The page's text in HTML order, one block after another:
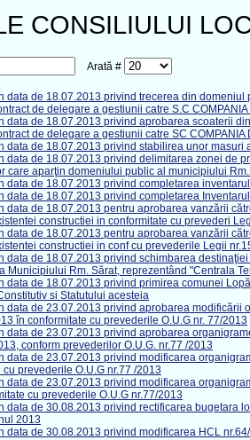
CONSILIULUI
Arată #
data de 18.07.2013 privind trecerea din
de delegare a gestiunii catre S.C COMPANIA
data de 18.07.2013 privind aprobarea scoaterii
de delegare a gestiunii catre SC COMPANIA
data de 18.07.2013 privind stabilirea unor
data de 18.07.2013 privind delimitarea zonei de
care aparţin domeniului public al municipiului
data de 18.07.2013 privind completarea
data de 18.07.2013 privind completarea
data de 18.07.2013 pentru aprobarea vanzării
constructiei in conformitate cu prevederi
data de 18.07.2013 pentru aprobarea vanzării
constructiei in conf cu prevederile Legii
data de 18.07.2013 privind schimbarea
Municipiului Rm. Sărat, reprezentând "Centrala
data de 18.07.2013 privind primirea comunei
si Statutului acesteia
data de 23.07.2013 privind aprobarea
în conformitate cu prevederile O.U.G nr. 77/2013
data de 23.07.2013 privind aprobarea
conform prevederilor O.U.G. nr.77 /2013
data de 23.07.2013 privind modificarea
prevederile O.U.G nr.77 /2013
data de 23.07.2013 privind modificarea
cu prevederile O.U.G nr.77/2013
data de 30.08.2013 privind rectificarea
2013
data de 30.08.2013 privind modificarea HCL